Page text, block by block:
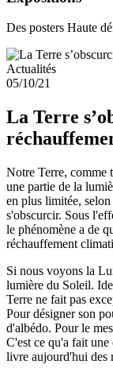
Des posters Haute
Actualités
05/10/21
La Terre
Notre Terre, comme
une partie de la
en plus limitée, selon
s'obscurcir. Sous
le phénomène a de
réchauffement
Si nous voyons la
lumière du Soleil.
Terre ne fait pas
Pour désigner son
d'albédo. Pour le
C'est ce qu'a fait
livre aujourd'hui des